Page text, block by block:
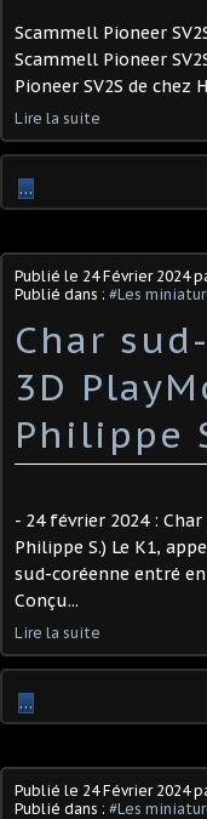
Scammell Pioneer
Scammell Pioneer
Pioneer SV2S de
Lire la suite
…
Publié le 24 Février 2024
Publié dans : #Les
Char
3D
Philippe
- 24 février 2024 :
Philippe S.) Le K1,
sud-coréenne entré
Conçu...
Lire la suite
…
Publié le 24 Février 2024
Publié dans : #Les